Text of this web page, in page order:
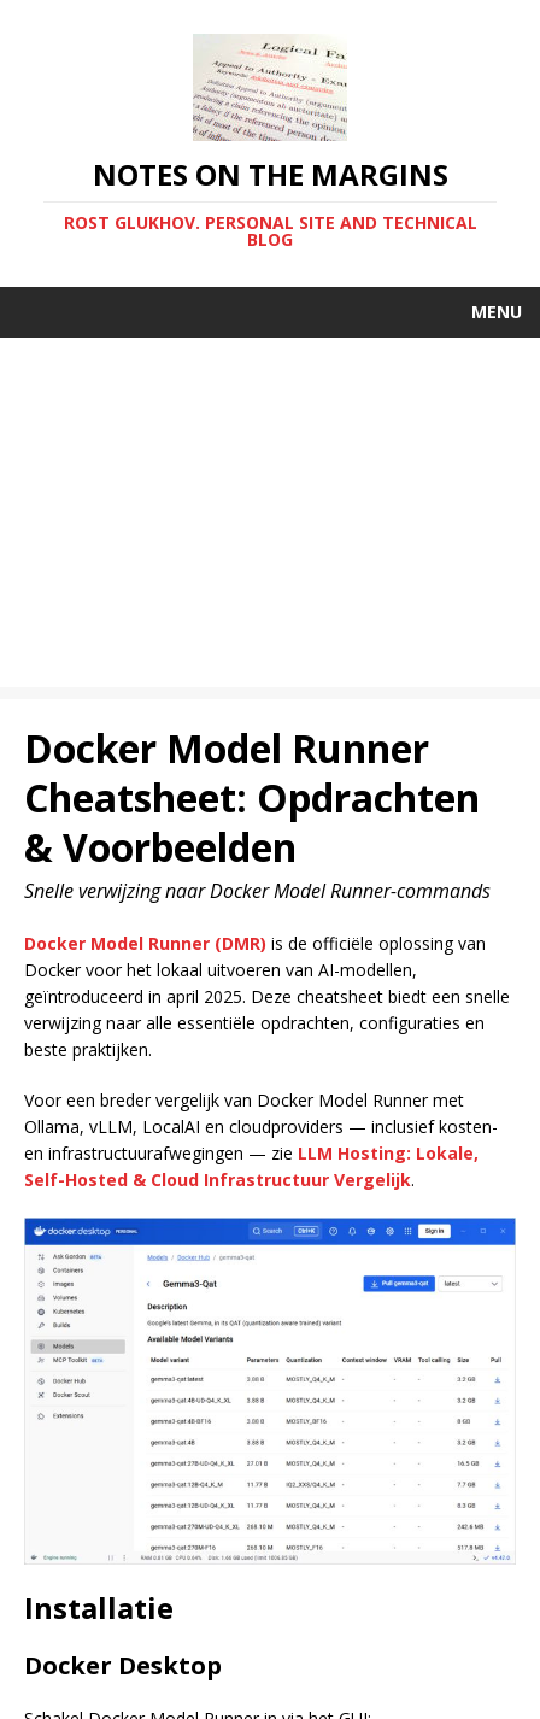
NOTES ON THE MARGINS
ROST GLUKHOV. PERSONAL SITE AND TECHNICAL
BLOG
MENU
Docker Model Runner
Cheatsheet: Opdrachten
& Voorbeelden
Snelle verwijzing naar Docker Model Runner-commands
Docker Model Runner (DMR) is de officiële oplossing van
Docker voor het lokaal uitvoeren van AI-modellen,
geïntroduceerd in april 2025. Deze cheatsheet biedt een snelle
verwijzing naar alle essentiële opdrachten, configuraties en
beste praktijken.
Voor een breder vergelijk van Docker Model Runner met
Ollama, vLLM, LocalAI en cloudproviders — inclusief kosten-
en infrastructuurafwegingen — zie LLM Hosting: Lokale,
Self-Hosted & Cloud Infrastructuur Vergelijk.
Installatie
Docker Desktop